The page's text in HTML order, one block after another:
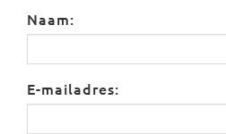
Naam:
E-mailadres: